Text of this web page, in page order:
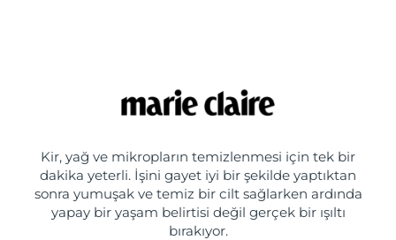
Kir, yağ ve mikropların temizlenmesi için tek bir
dakika yeterli. İşini gayet iyi bir şekilde yaptıktan
sonra yumuşak ve temiz bir cilt sağlarken ardında
yapay bir yaşam belirtisi değil gerçek bir ışıltı
bırakıyor.